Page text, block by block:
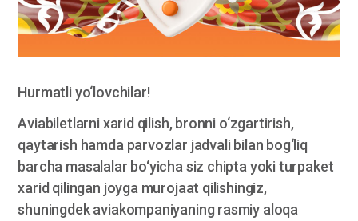
Hurmatli yo‘lovchilar!
Aviabiletlarni xarid qilish, bronni o‘zgartirish,
qaytarish hamda parvozlar jadvali bilan bog‘liq
barcha masalalar bo‘yicha siz chipta yoki turpaket
xarid qilingan joyga murojaat qilishingiz,
shuningdek aviakompaniyaning rasmiy aloqa